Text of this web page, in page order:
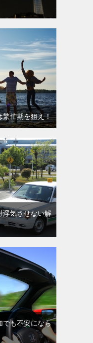
繁忙期を狙え！
浮気させない解
でも不安になら